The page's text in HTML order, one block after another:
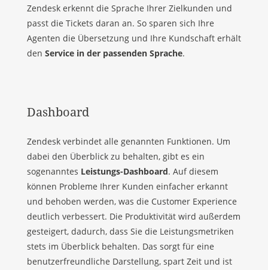
Zendesk erkennt die Sprache Ihrer Zielkunden und
passt die Tickets daran an. So sparen sich Ihre
Agenten die Übersetzung und Ihre Kundschaft erhält
den Service in der passenden Sprache.
Dashboard
Zendesk verbindet alle genannten Funktionen. Um
dabei den Überblick zu behalten, gibt es ein
sogenanntes Leistungs-Dashboard. Auf diesem
können Probleme Ihrer Kunden einfacher erkannt
und behoben werden, was die Customer Experience
deutlich verbessert. Die Produktivität wird außerdem
gesteigert, dadurch, dass Sie die Leistungsmetriken
stets im Überblick behalten. Das sorgt für eine
benutzerfreundliche Darstellung, spart Zeit und ist